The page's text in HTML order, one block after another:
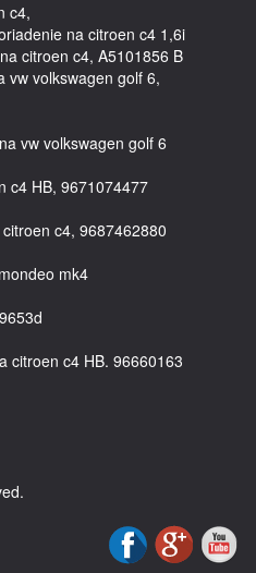
c4,
na citroen c4 1,6i
citroen c4, A5101856 B
vw volkswagen golf 6,
vw volkswagen golf 6
c4 HB, 9671074477
c4, 9687462880
mk4
citroen c4 HB. 96660163